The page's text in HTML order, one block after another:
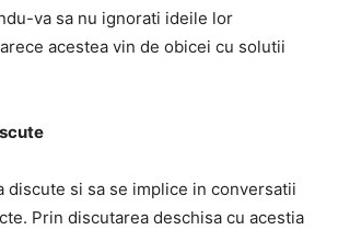
va sa nu ignorati ideile lor
acestea vin de obicei cu solutii
discute si sa se implice in conversatii
Prin discutarea deschisa cu acestia